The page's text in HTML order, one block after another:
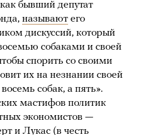
бывший депутат
называют его
дискуссий, который
собаками и своей
спорить со своими
их на незнании своей
собак, а пять».
мастифов политик
экономистов —
и Лукас (в честь